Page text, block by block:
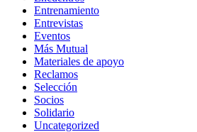
Entrenamiento
Entrevistas
Eventos
Más Mutual
Materiales de apoyo
Reclamos
Selección
Socios
Solidario
Uncategorized